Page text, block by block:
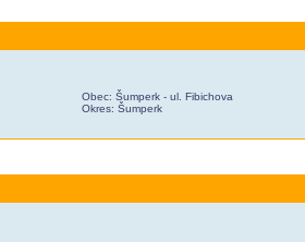
Obec: Šumperk - ul. Fibichova
Okres: Šumperk